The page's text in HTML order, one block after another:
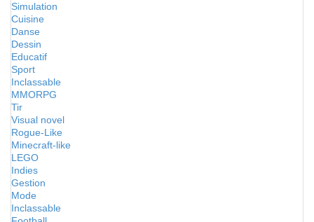
Simulation
Cuisine
Danse
Dessin
Educatif
Sport
Inclassable
MMORPG
Tir
Visual novel
Rogue-Like
Minecraft-like
LEGO
Indies
Gestion
Mode
Inclassable